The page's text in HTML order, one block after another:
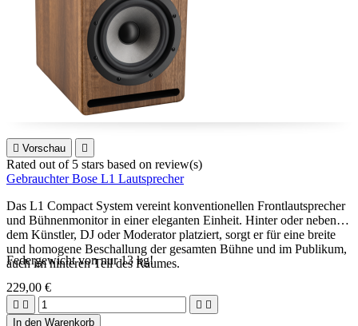
 Vorschau 
Rated out of 5 stars based on review(s)
Gebrauchter Bose L1 Lautsprecher
Das L1 Compact System vereint konventionellen Frontlautsprecher
und Bühnenmonitor in einer eleganten Einheit. Hinter oder neben
dem Künstler, DJ oder Moderator platziert, sorgt er für eine breite
und homogene Beschallung der gesamten Bühne und im Publikum,
auch im hinteren Teil des Raumes.
Federgewicht von nur 13 kg!
229,00 €
   
In den Warenkorb